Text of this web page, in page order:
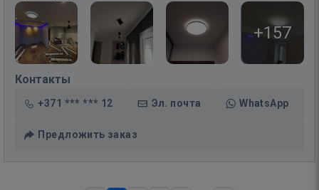
+157
Контакты
+371 *** *** 12 Эл. почта WhatsApp
Предложить заказ